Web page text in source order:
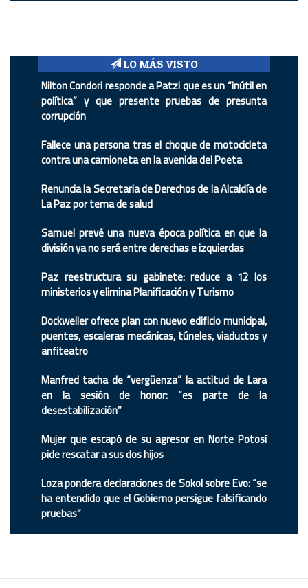
LO MÁS VISTO
Nilton Condori responde a Patzi que es un “inútil en
política” y que presente pruebas de presunta
corrupción
Fallece una persona tras el choque de motocicleta
contra una camioneta en la avenida del Poeta
Renuncia la Secretaria de Derechos de la Alcaldía de
La Paz por tema de salud
Samuel prevé una nueva época política en que la
división ya no será entre derechas e izquierdas
Paz reestructura su gabinete: reduce a 12 los
ministerios y elimina Planificación y Turismo
Dockweiler ofrece plan con nuevo edificio municipal,
puentes, escaleras mecánicas, túneles, viaductos y
anfiteatro
Manfred tacha de “vergüenza” la actitud de Lara
en la sesión de honor: “es parte de la
desestabilización”
Mujer que escapó de su agresor en Norte Potosí
pide rescatar a sus dos hijos
Loza pondera declaraciones de Sokol sobre Evo: “se
ha entendido que el Gobierno persigue falsificando
pruebas”